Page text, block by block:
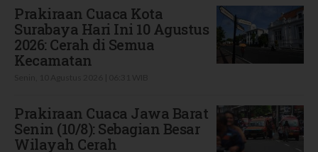
Prakiraan Cuaca Kota
Surabaya Hari Ini 10 Agustus
2026: Cerah di Semua
Kecamatan
Prakiraan Cuaca Jawa Barat
Senin (10/8): Sebagian Besar
Wilayah Cerah